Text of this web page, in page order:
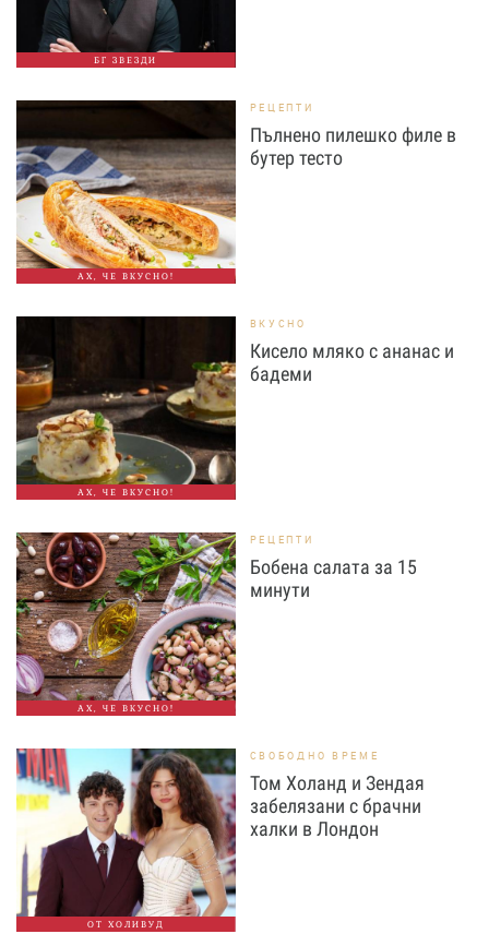
БГ ЗВЕЗДИ
АХ, ЧЕ ВКУСНО!
РЕЦЕПТИ
Пълнено пилешко филе в
бутер тесто
АХ, ЧЕ ВКУСНО!
ВКУСНО
Кисело мляко с ананас и
бадеми
АХ, ЧЕ ВКУСНО!
РЕЦЕПТИ
Бобена салата за 15
минути
ОТ ХОЛИВУД
СВОБОДНО ВРЕМЕ
Том Холанд и Зендая
забелязани с брачни
халки в Лондон